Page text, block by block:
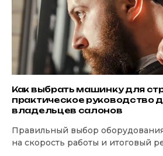
Как выбрать машинку для
практическое руководство
владельцев салонов
Правильный выбор
на скорость работы и итоговый